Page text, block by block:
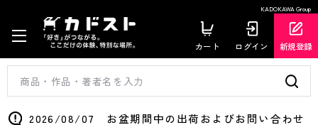
KADOKAWA Group
カート ログイン 新規登録
2026/08/07 お盆期間中の出荷およびお問い合わせ